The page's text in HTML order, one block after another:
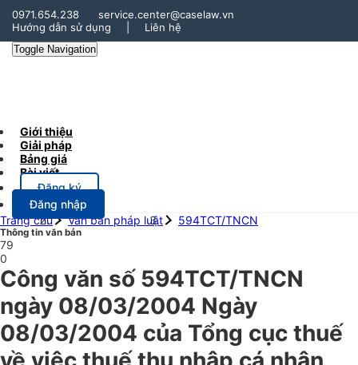
0971.654.238
service.center@caselaw.vn
Hướng dẫn sử dụng
Liên hệ
Toggle Navigation
Giới thiệu
Giải pháp
Bảng giá
Bài viết
Đăng ký
Đăng nhập
Trang chủ
Văn bản pháp luật 594TCT/TNCN
Thông tin văn bản
79
0
Công văn số 594TCT/TNCN
ngày 08/03/2004 Ngày
08/03/2004 của Tổng cục thuế